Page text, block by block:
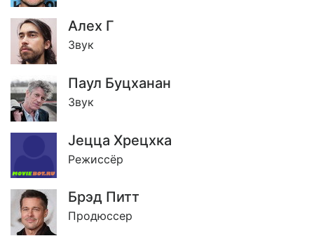
Алеx Г
Звук
Паул Буцханан
Звук
Jецца Хрецхка
Режиссёр
Брэд Питт
Продюссер